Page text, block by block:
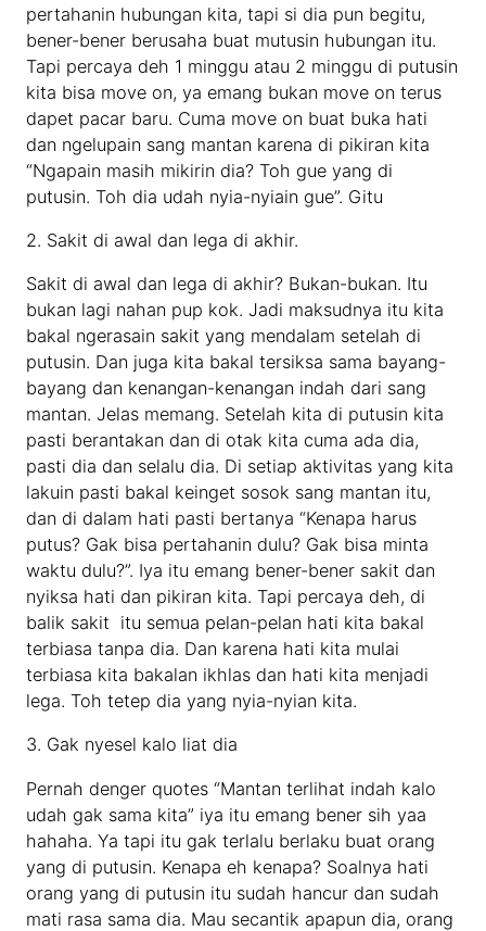
pertahanin hubungan kita, tapi si dia pun begitu,
bener-bener berusaha buat mutusin hubungan itu.
Tapi percaya deh 1 minggu atau 2 minggu di putusin
kita bisa move on, ya emang bukan move on terus
dapet pacar baru. Cuma move on buat buka hati
dan ngelupain sang mantan karena di pikiran kita
“Ngapain masih mikirin dia? Toh gue yang di
putusin. Toh dia udah nyia-nyiain gue”. Gitu
2. Sakit di awal dan lega di akhir.
Sakit di awal dan lega di akhir? Bukan-bukan. Itu
bukan lagi nahan pup kok. Jadi maksudnya itu kita
bakal ngerasain sakit yang mendalam setelah di
putusin. Dan juga kita bakal tersiksa sama bayang-
bayang dan kenangan-kenangan indah dari sang
mantan. Jelas memang. Setelah kita di putusin kita
pasti berantakan dan di otak kita cuma ada dia,
pasti dia dan selalu dia. Di setiap aktivitas yang kita
lakuin pasti bakal keinget sosok sang mantan itu,
dan di dalam hati pasti bertanya “Kenapa harus
putus? Gak bisa pertahanin dulu? Gak bisa minta
waktu dulu?”. Iya itu emang bener-bener sakit dan
nyiksa hati dan pikiran kita. Tapi percaya deh, di
balik sakit itu semua pelan-pelan hati kita bakal
terbiasa tanpa dia. Dan karena hati kita mulai
terbiasa kita bakalan ikhlas dan hati kita menjadi
lega. Toh tetep dia yang nyia-nyian kita.
3. Gak nyesel kalo liat dia
Pernah denger quotes “Mantan terlihat indah kalo
udah gak sama kita” iya itu emang bener sih yaa
hahaha. Ya tapi itu gak terlalu berlaku buat orang
yang di putusin. Kenapa eh kenapa? Soalnya hati
orang yang di putusin itu sudah hancur dan sudah
mati rasa sama dia. Mau secantik apapun dia, orang